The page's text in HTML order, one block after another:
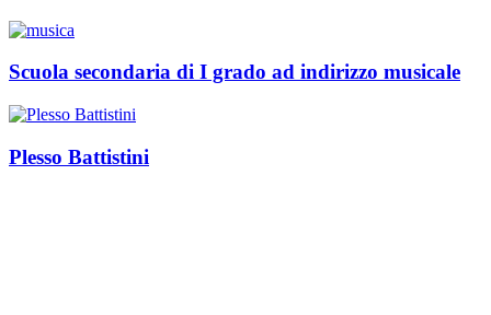
Scuola secondaria di I grado ad indirizzo musicale
Plesso Battistini